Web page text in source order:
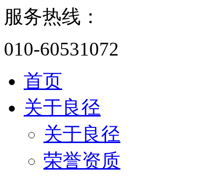
服务热线：
010-60531072
首页
关于良径
关于良径
荣誉资质